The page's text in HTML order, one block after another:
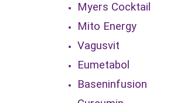
Myers Cocktail
Mito Energy
Vagusvit
Eumetabol
Baseninfusion